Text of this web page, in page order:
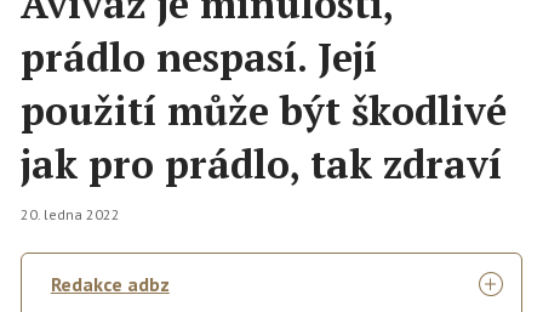
prádlo nespasí. Její
použití může být škodlivé
jak pro prádlo, tak zdraví
20. ledna 2022
Redakce adbz